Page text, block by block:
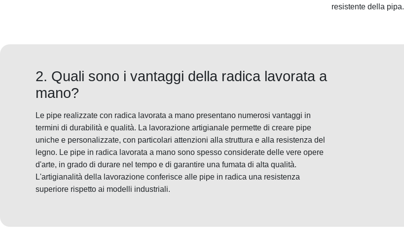
resistente della pipa.
2. Quali sono i vantaggi della radica lavorata a
mano?
Le pipe realizzate con radica lavorata a mano presentano numerosi vantaggi in
termini di durabilità e qualità. La lavorazione artigianale permette di creare pipe
uniche e personalizzate, con particolari attenzioni alla struttura e alla resistenza del
legno. Le pipe in radica lavorata a mano sono spesso considerate delle vere opere
d'arte, in grado di durare nel tempo e di garantire una fumata di alta qualità.
L'artigianalità della lavorazione conferisce alle pipe in radica una resistenza
superiore rispetto ai modelli industriali.